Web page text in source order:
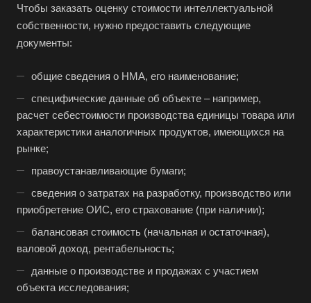
Чтобы заказать оценку стоимости интеллектуальной
собственности, нужно предоставить следующие
документы:
общие сведения о НМА, его наименование;
специфические данные об объекте – например,
расчет себестоимости производства единицы товара или
характеристики аналогичных продуктов, имеющихся на
рынке;
правоустанавливающие бумаги;
сведения о затратах на разработку, производство или
приобретение ОИС, его страхование (при наличии);
балансовая стоимость (начальная и остаточная),
валовой доход, рентабельность;
данные о производстве и продажах с участием
объекта исследования;
Барнаул
Батайск
Белгород
Белебей
Белово
Белогорск
Белорецк
Белоярский
Бердск
Березники